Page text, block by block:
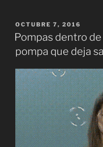
PUBLICADO
EL
OCTUBRE 7, 2016
Pompas dentro
pompa que deja